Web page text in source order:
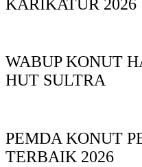
KARIKATUR 2026
WABUP KONUT
HUT SULTRA
PEMDA KONUT
TERBAIK 2026